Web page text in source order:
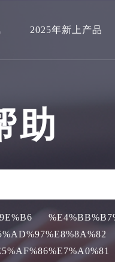
2025年新上产品
助